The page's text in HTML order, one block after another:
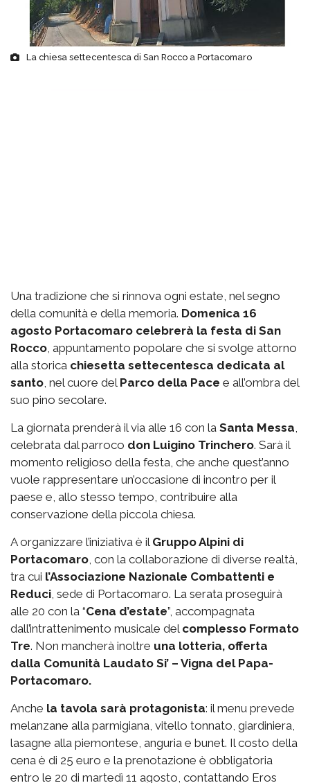
La chiesa settecentesca di San Rocco a Portacomaro
Una tradizione che si rinnova ogni estate, nel segno
della comunità e della memoria. Domenica 16
agosto Portacomaro celebrerà la festa di San
Rocco, appuntamento popolare che si svolge attorno
alla storica chiesetta settecentesca dedicata al
santo, nel cuore del Parco della Pace e all’ombra del
suo pino secolare.
La giornata prenderà il via alle 16 con la Santa Messa,
celebrata dal parroco don Luigino Trinchero. Sarà il
momento religioso della festa, che anche quest’anno
vuole rappresentare un’occasione di incontro per il
paese e, allo stesso tempo, contribuire alla
conservazione della piccola chiesa.
A organizzare l’iniziativa è il Gruppo Alpini di
Portacomaro, con la collaborazione di diverse realtà,
tra cui l’Associazione Nazionale Combattenti e
Reduci, sede di Portacomaro. La serata proseguirà
alle 20 con la “Cena d’estate”, accompagnata
dall’intrattenimento musicale del complesso Formato
Tre. Non mancherà inoltre una lotteria, offerta
dalla Comunità Laudato Si’ – Vigna del Papa-
Portacomaro.
Anche la tavola sarà protagonista: il menu prevede
melanzane alla parmigiana, vitello tonnato, giardiniera,
lasagne alla piemontese, anguria e bunet. Il costo della
cena è di 25 euro e la prenotazione è obbligatoria
entro le 20 di martedì 11 agosto, contattando Eros